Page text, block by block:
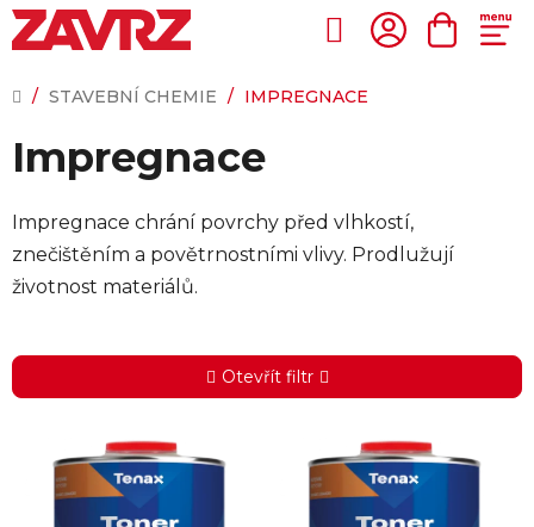
Přejít
na
Hledat
DOMŮ
/ STAVEBNÍ CHEMIE / IMPREGNACE
Impregnace
Impregnace chrání povrchy před vlhkostí,
znečištěním a povětrnostními vlivy. Prodlužují
životnost materiálů.
Otevřít filtr